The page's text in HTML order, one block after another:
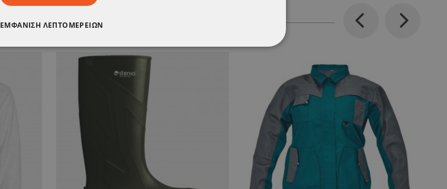
Previous Next
ΕΜΦΆΝΙΣΗ ΛΕΠΤΟΜΕΡΕΙΏΝ
ΣΤΌΧΕΥΣΗΣ